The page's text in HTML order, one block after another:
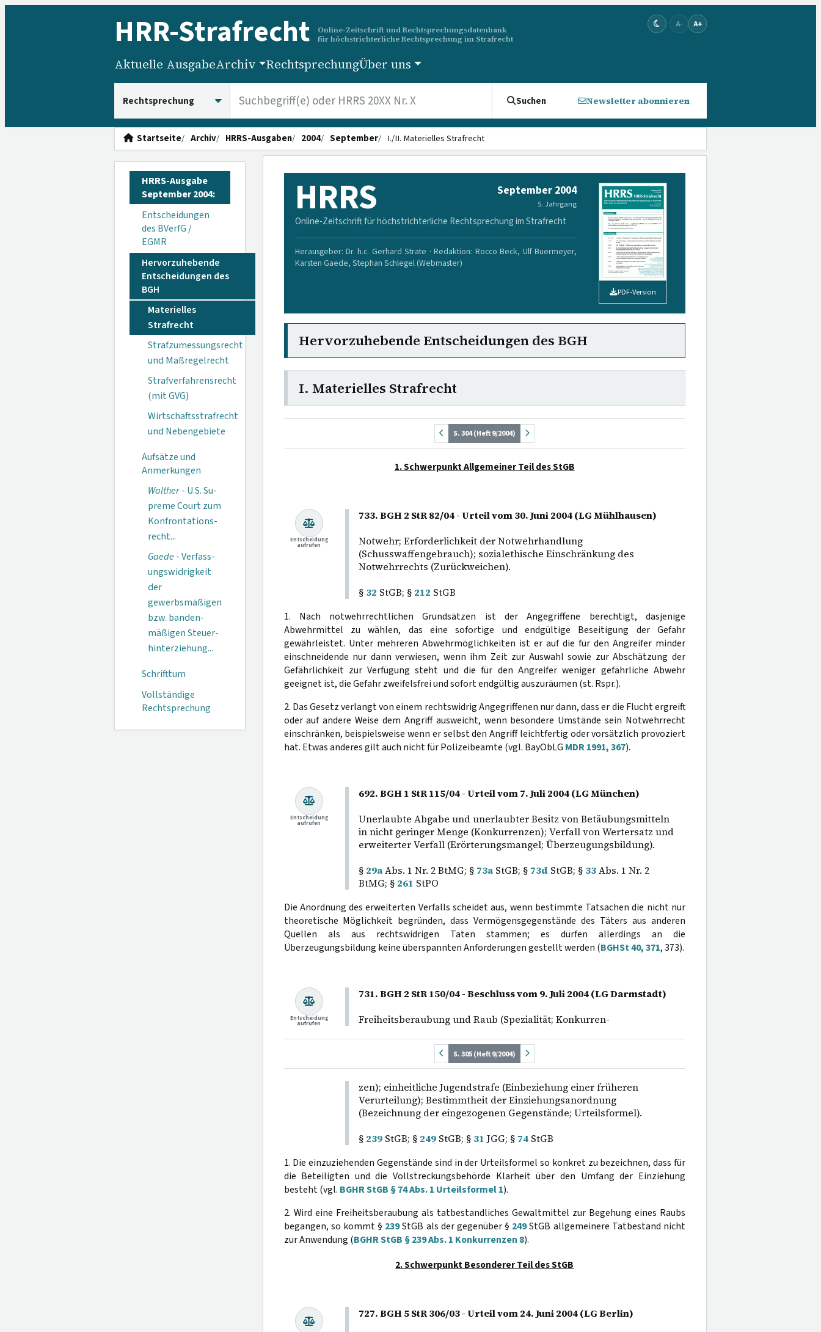
HRR-Strafrecht
Online-Zeitschrift und Rechtsprechungsdatenbank
für höchstrichterliche Rechtsprechung im Strafrecht
A- A+
Aktuelle AusgabeArchiv RechtsprechungÜber uns
Suchen Newsletter abonnieren
Startseite Archiv HRRS-Ausgaben 2004 September I./II. Materielles Strafrecht
HRRS-Ausgabe
September 2004:
Entscheidungen
des BVerfG /
EGMR
Hervorzuhebende
Entscheidungen des
BGH
Materielles
Strafrecht
Strafzumessungsrecht
und Maßregelrecht
Strafverfahrensrecht
(mit GVG)
Wirtschaftsstrafrecht
und Nebengebiete
Aufsätze und
Anmerkungen
Walther- U.S. Su­
preme Court zum
Konfrontations­
recht...
Gaede- Verfass­
ungswidrigkeit
der
gewerbsmäßigen
bzw. banden­
mäßigen Steuer­
hinterziehung...
Schrifttum
Vollständige
Rechtsprechung
HRRS September 2004
5. Jahrgang
Online-Zeitschrift für höchstrichterliche Rechtsprechung im Strafrecht
Herausgeber: Dr. h.c. Gerhard Strate · Redaktion: Rocco Beck, Ulf Buermeyer,
Karsten Gaede, Stephan Schlegel (Webmaster)
PDF-Version
Hervorzuhebende Entscheidungen des BGH
I. Materielles Strafrecht
S. 304 (Heft 9/2004)
1. Schwerpunkt Allgemeiner Teil des StGB
733. BGH 2 StR 82/04 - Urteil vom 30. Juni 2004 (LG Mühlhausen)
Notwehr; Erforderlichkeit der Notwehrhandlung
(Schusswaffengebrauch); sozialethische Einschränkung des
Notwehrrechts (Zurückweichen).
§ 32 StGB; § 212 StGB
Entscheidung
aufrufen
1. Nach notwehrrechtlichen Grundsätzen ist der Angegriffene berechtigt, dasjenige
Abwehrmittel zu wählen, das eine sofortige und endgültige Beseitigung der Gefahr
gewährleistet. Unter mehreren Abwehrmöglichkeiten ist er auf die für den Angreifer minder
einschneidende nur dann verwiesen, wenn ihm Zeit zur Auswahl sowie zur Abschätzung der
Gefährlichkeit zur Verfügung steht und die für den Angreifer weniger gefährliche Abwehr
geeignet ist, die Gefahr zweifelsfrei und sofort endgültig auszuräumen (st. Rspr.).
2. Das Gesetz verlangt von einem rechtswidrig Angegriffenen nur dann, dass er die Flucht ergreift
oder auf andere Weise dem Angriff ausweicht, wenn besondere Umstände sein Notwehrrecht
einschränken, beispielsweise wenn er selbst den Angriff leichtfertig oder vorsätzlich provoziert
hat. Etwas anderes gilt auch nicht für Polizeibeamte (vgl. BayObLG MDR 1991, 367).
692. BGH 1 StR 115/04 - Urteil vom 7. Juli 2004 (LG München)
Unerlaubte Abgabe und unerlaubter Besitz von Betäubungsmitteln
in nicht geringer Menge (Konkurrenzen); Verfall von Wertersatz und
erweiterter Verfall (Erörterungsmangel; Überzeugungsbildung).
§ 29aAbs. 1 Nr. 2 BtMG; § 73aStGB; § 73d StGB; § 33Abs. 1 Nr. 2
BtMG; § 261 StPO
Entscheidung
aufrufen
Die Anordnung des erweiterten Verfalls scheidet aus, wenn bestimmte Tatsachen die nicht nur
theoretische Möglichkeit begründen, dass Vermögensgegenstände des Täters aus anderen
Quellen als aus rechtswidrigen Taten stammen; es dürfen allerdings an die
Überzeugungsbildung keine überspannten Anforderungen gestellt werden (BGHSt 40, 371, 373).
731. BGH 2 StR 150/04 - Beschluss vom 9. Juli 2004 (LG Darmstadt)
Freiheitsberaubung und Raub (Spezialität; Konkurren-
Entscheidung
aufrufen
S. 305 (Heft 9/2004)
zen); einheitliche Jugendstrafe (Einbeziehung einer früheren
Verurteilung); Bestimmtheit der Einziehungsanordnung
(Bezeichnung der eingezogenen Gegenstände; Urteilsformel).
§ 239StGB; § 249StGB; § 31JGG; § 74StGB
1. Die einzuziehenden Gegenstände sind in der Urteilsformel so konkret zu bezeichnen, dass für
die Beteiligten und die Vollstreckungsbehörde Klarheit über den Umfang der Einziehung
besteht (vgl. BGHR StGB § 74 Abs. 1 Urteilsformel 1).
2. Wird eine Freiheitsberaubung als tatbestandliches Gewaltmittel zur Begehung eines Raubs
begangen, so kommt § 239StGB als der gegenüber § 249StGB allgemeinere Tatbestand nicht
zur Anwendung (BGHR StGB § 239 Abs. 1 Konkurrenzen 8).
2. Schwerpunkt Besonderer Teil des StGB
727. BGH 5 StR 306/03 - Urteil vom 24. Juni 2004 (LG Berlin)